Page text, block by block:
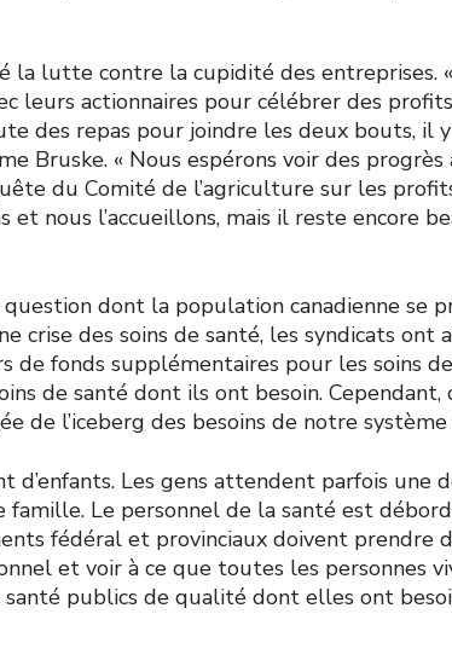
la lutte contre la cupidité des entreprises.
leurs actionnaires pour célébrer des
des repas pour joindre les deux bouts, il
Bruske. « Nous espérons voir des
du Comité de l’agriculture sur les
nous l’accueillons, mais il reste encore
question dont la population canadienne se
crise des soins de santé, les syndicats ont
fonds supplémentaires pour les soins
de santé dont ils ont besoin. Cependant,
de l’iceberg des besoins de notre
d’enfants. Les gens attendent parfois une
Le personnel de la santé est
fédéral et provinciaux doivent prendre
et voir à ce que toutes les personnes
santé publics de qualité dont elles ont